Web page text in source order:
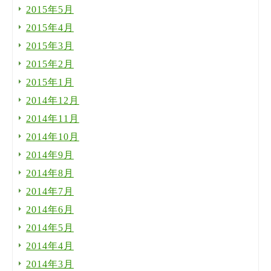
2015年5月
2015年4月
2015年3月
2015年2月
2015年1月
2014年12月
2014年11月
2014年10月
2014年9月
2014年8月
2014年7月
2014年6月
2014年5月
2014年4月
2014年3月